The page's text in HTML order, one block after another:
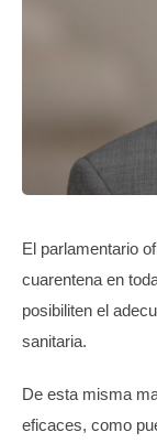
El parlamentario
cuarentena en
posibiliten el
sanitaria.
De esta misma
eficaces, como